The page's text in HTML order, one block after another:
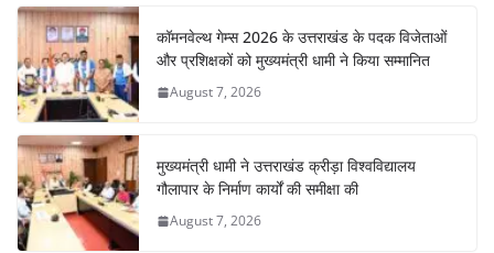
कॉमनवेल्थ गेम्स 2026 के उत्तराखंड के पदक विजेताओं
और प्रशिक्षकों को मुख्यमंत्री धामी ने किया सम्मानित
August 7, 2026
मुख्यमंत्री धामी ने उत्तराखंड क्रीड़ा विश्वविद्यालय
गौलापार के निर्माण कार्यों की समीक्षा की
August 7, 2026